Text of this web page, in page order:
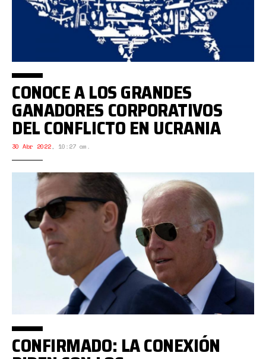
CONOCE A LOS GRANDES
GANADORES CORPORATIVOS
DEL CONFLICTO EN UCRANIA
30 Abr 2022, 10:27 am.
CONFIRMADO: LA CONEXIÓN